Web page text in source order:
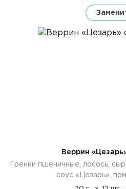
Веррин
Гренки пшеничные, лосось,
соус «Цезарь»,